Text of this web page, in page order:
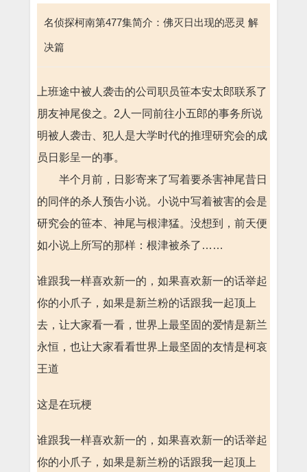
名侦探柯南第477集简介：佛灭日出现的恶灵 解
决篇
上班途中被人袭击的公司职员笹本安太郎联系了
朋友神尾俊之。2人一同前往小五郎的事务所说
明被人袭击、犯人是大学时代的推理研究会的成
员日影呈一的事。
半个月前，日影寄来了写着要杀害神尾昔日
的同伴的杀人预告小说。小说中写着被害的会是
研究会的笹本、神尾与根津猛。没想到，前天便
如小说上所写的那样：根津被杀了……
谁跟我一样喜欢新一的，如果喜欢新一的话举起
你的小爪子，如果是新兰粉的话跟我一起顶上
去，让大家看一看，世界上最坚固的爱情是新兰
永恒，也让大家看看世界上最坚固的友情是柯哀
王道
这是在玩梗
谁跟我一样喜欢新一的，如果喜欢新一的话举起
你的小爪子，如果是新兰粉的话跟我一起顶上